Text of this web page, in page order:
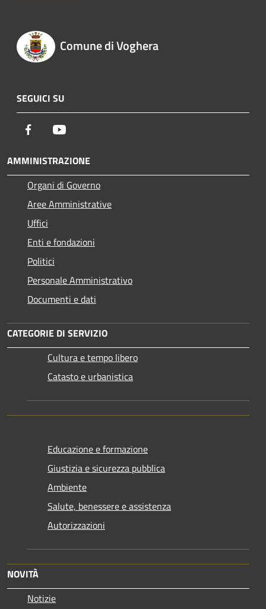
Comune di Voghera
SEGUICI SU
Facebook
AMMINISTRAZIONE
Organi di Governo
Aree Amministrative
Uffici
Enti e fondazioni
Politici
Personale Amministrativo
Documenti e dati
CATEGORIE DI SERVIZIO
Cultura e tempo libero
Catasto e urbanistica
Educazione e formazione
Giustizia e sicurezza pubblica
Ambiente
Salute, benessere e assistenza
Autorizzazioni
NOVITÀ
Notizie